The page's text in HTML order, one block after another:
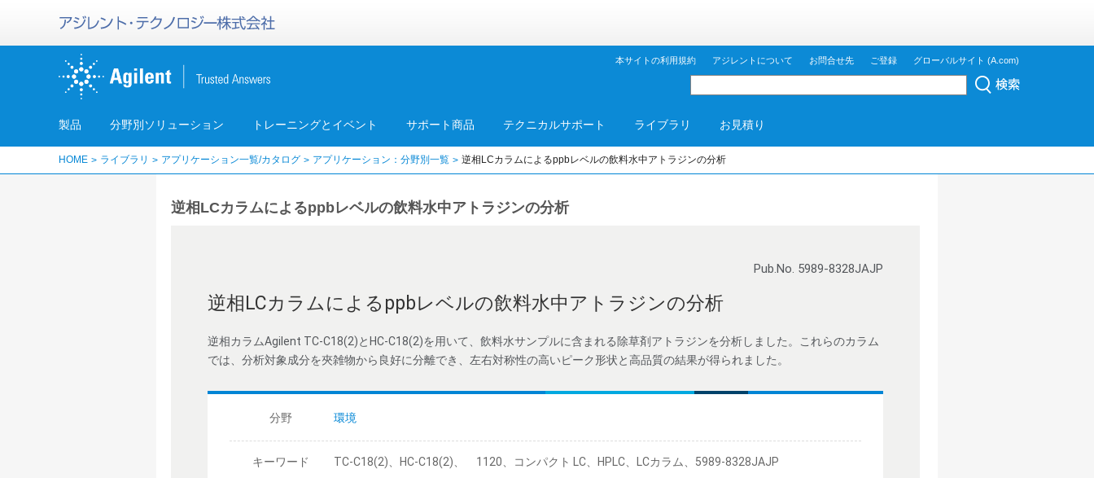
本サイトの利用規約 アジレントについて お問合せ先 ご登録 グローバルサイト (A.com)
製品 分野別ソリューション トレーニングとイベント サポート商品 テクニカルサポート ライブラリ お見積り
HOME ライブラリ アプリケーション一覧/カタログ アプリケーション：分野別一覧 逆相LCカラムによるppbレベルの飲料水中アトラジンの分析
逆相LCカラムによるppbレベルの飲料水中アトラジンの分析
Pub.No. 5989-8328JAJP
逆相LCカラムによるppbレベルの飲料水中アトラジンの分析
逆相カラムAgilent TC-C18(2)とHC-C18(2)を用いて、飲料水サンプルに含まれる除草剤アトラジンを分析しました。これらのカラム
では、分析対象成分を夾雑物から良好に分離でき、左右対称性の高いピーク形状と高品質の結果が得られました。
分野 環境
キーワード TC-C18(2)、HC-C18(2)、 1120、コンパクト LC、HPLC、LCカラム、5989-8328JAJP